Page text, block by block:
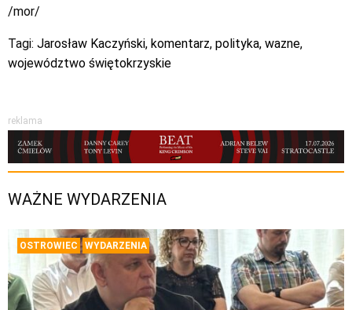
/mor/
Tagi: Jarosław Kaczyński, komentarz, polityka, wazne,
województwo świętokrzyskie
reklama
WAŻNE WYDARZENIA
OSTROWIEC WYDARZENIA